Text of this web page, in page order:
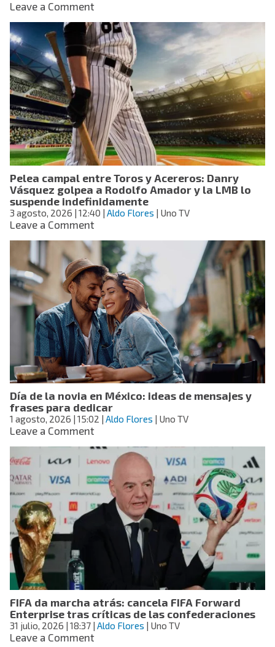
Leave a Commenton
sigue
a
Gales
y
retira
su
apoyo
a
Infantino
tras
polémica
por
el
FIFA
Forward
Enterprise
Pelea campal entre Toros y Acereros: Danry
Vásquez golpea a Rodolfo Amador y la LMB lo
suspende indefinidamente
3 agosto, 2026 | 12:40 | Aldo Flores | Uno TV
Leave a Commenton
campal
entre
Toros
y
Acereros:
Danry
Vásquez
golpea
a
Rodolfo
Amador
y
la
LMB
lo
suspende
indefinidamente
Día de la novia en México: ideas de mensajes y
frases para dedicar
1 agosto, 2026 | 15:02 Aldo Flores | Uno TV
Leave a Commenton
la
novia
en
México:
ideas
mensajes
dedicar
FIFA da marcha atrás: cancela FIFA Forward
Enterprise tras críticas de las confederaciones
31 julio, 2026 | 18:37 Aldo Flores | Uno TV
Leave a Commenton